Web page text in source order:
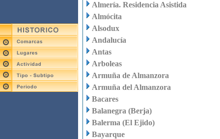
Almería. Residencia Asistida
Almócita
Alsodux
Andalucía
Antas
Arboleas
Armuña de Almanzora
Armuña del Almanzora
Bacares
Balanegra (Berja)
Balerma (El Ejido)
Bayarque